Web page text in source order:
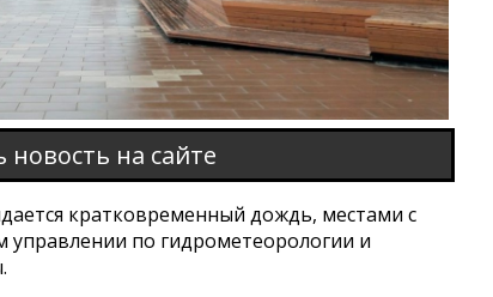
новость на сайте
кратковременный дождь, местами с
по гидрометеорологии и